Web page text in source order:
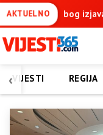
AKTUELNO
Vlada Srpske uz
‹VIJESTI REGIJA